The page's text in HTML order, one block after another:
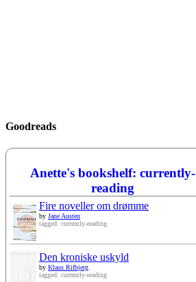
Goodreads
Anette's bookshelf: currently-
reading
Fire noveller om drømme
by Jane Austen
tagged: currently-reading
Den kroniske uskyld
by Klaus Rifbjerg
tagged: currently-reading